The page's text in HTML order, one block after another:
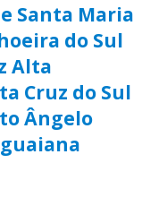
Santa Maria
do Sul
Alta
Cruz do Sul
Ângelo